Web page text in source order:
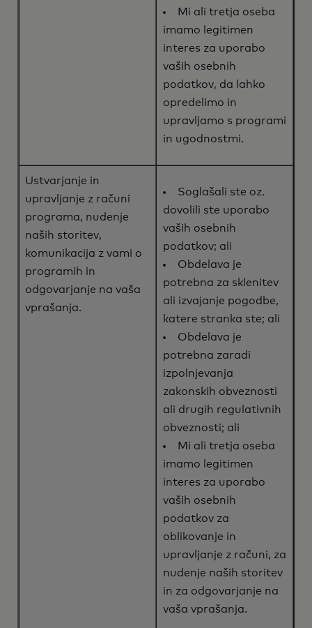
Mi ali tretja oseba
imamo legitimen
interes za uporabo
vaših osebnih
podatkov, da lahko
opredelimo in
upravljamo s programi
in ugodnostmi.
Ustvarjanje in
upravljanje z računi
programa, nudenje
naših storitev,
komunikacija z vami o
programih in
odgovarjanje na vaša
vprašanja.
Soglašali ste oz.
dovolili ste uporabo
vaših osebnih
podatkov; ali
Obdelava je
potrebna za sklenitev
ali izvajanje pogodbe,
katere stranka ste; ali
Obdelava je
potrebna zaradi
izpolnjevanja
zakonskih obveznosti
ali drugih regulativnih
obveznosti; ali
Mi ali tretja oseba
imamo legitimen
interes za uporabo
vaših osebnih
podatkov za
oblikovanje in
upravljanje z računi, za
nudenje naših storitev
in za odgovarjanje na
vaša vprašanja.